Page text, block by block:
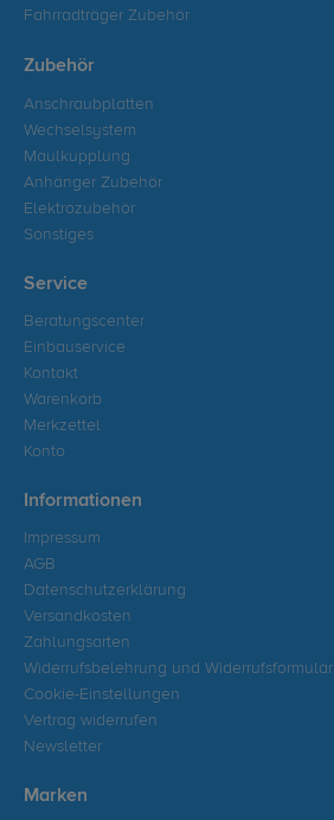
Fahrradträger Zubehör
Zubehör
Anschraubplatten
Wechselsystem
Maulkupplung
Anhänger Zubehör
Elektrozubehör
Sonstiges
Service
Beratungscenter
Einbauservice
Kontakt
Warenkorb
Merkzettel
Konto
Informationen
Impressum
AGB
Datenschutzerklärung
Versandkosten
Zahlungsarten
Widerrufsbelehrung und Widerrufsformular
Cookie-Einstellungen
Vertrag widerrufen
Newsletter
Marken